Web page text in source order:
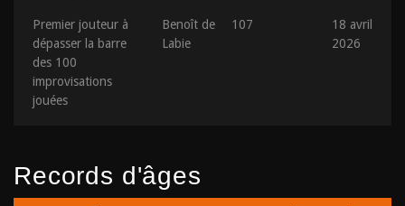
Premier jouteur à
dépasser la barre
des 100
improvisations
jouées
Benoît de
Labie
107
18 avril
2026
Records d'âges